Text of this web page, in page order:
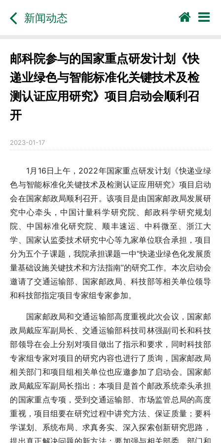
新闻动态
邮科院参与的国家重点研发计划《快
递业绿色与智能标准化关键技术及检
测认证应用研究》项目启动会顺利召
开
2023-01-17
1月16日上午，2022年国家重点研发计划《快递业绿
色与智能标准化关键技术及检测认证应用研究》项目启动
会在国家邮政局顺利召开。该项目是由国家邮政局发展研
究中心牵头，中国计量科学研究院、邮政科学研究规划
院、中国标准化研究院、顺丰速运、中科微至、浙江大
学、国家认监委技术研究中心等九家单位联合承担，项目
分为五个子课题，我院承担课题一中“快递业绿色化发展质
量基础设施关键技术和方法指南”的研究工作。本次启动会
邀请了交通运输部、国家邮政局、科技部等相关单位领导
和科技部指定项目专家组专家参加。
国家邮政局和交通运输部高度重视此次会议，国家邮
政局戴应军副局长、交通运输部科技司林强副司长和科技
部领导在会上分别对项目做出了指示和要求，同时科技部
专家组专家对项目的研究内容也进行了质询，国家邮政局
相关部门和项目组相关单位也应邀参加了启动会。国家邮
政局戴应军副局长指出：本项目是首个邮政系统牵头承担
的国家重点专项，受到交通运输部、市场监管总局的高度
重视，项目组要在研究过程中讲究方法、保证质量；要科
学谋划、系统布局、求真务实、深入探索创新研究思路，